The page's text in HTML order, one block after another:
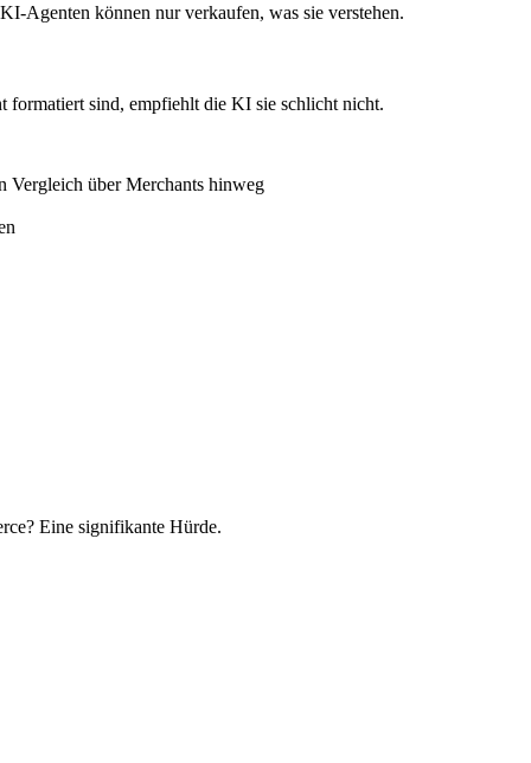
Agenten können nur verkaufen, was sie verstehen.
formatiert sind, empfiehlt die KI sie schlicht nicht.
über Merchants hinweg
Eine signifikante Hürde.